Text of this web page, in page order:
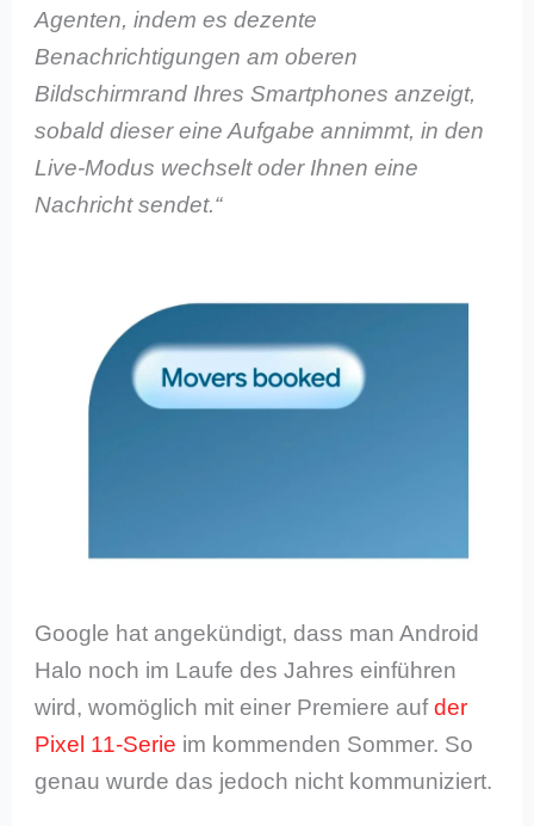
Agenten, indem es dezente
Benachrichtigungen am oberen
Bildschirmrand Ihres Smartphones anzeigt,
sobald dieser eine Aufgabe annimmt, in den
Live-Modus wechselt oder Ihnen eine
Nachricht sendet.“
Google hat angekündigt, dass man Android
Halo noch im Laufe des Jahres einführen
wird, womöglich mit einer Premiere aufder
Pixel 11-Serie im kommenden Sommer. So
genau wurde das jedoch nicht kommuniziert.